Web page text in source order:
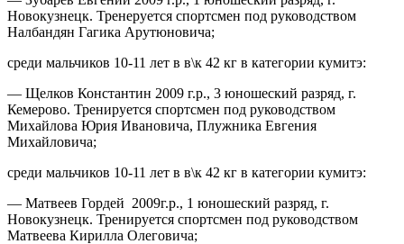
Новокузнецк. Тренеруется спортсмен под руководством
Налбандян Гагика Арутюновича;
среди мальчиков 10-11 лет в в\к 42 кг в категории кумитэ:
— Щелков Константин 2009 г.р., 3 юношеский разряд, г.
Кемерово. Тренируется спортсмен под руководством
Михайлова Юрия Ивановича, Плужника Евгения
Михайловича;
среди мальчиков 10-11 лет в в\к 42 кг в категории кумитэ:
— Матвеев Гордей 2009г.р., 1 юношеский разряд, г.
Новокузнецк. Тренируется спортсмен под руководством
Матвеева Кирилла Олеговича;